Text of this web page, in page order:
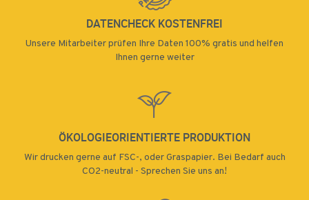
DATENCHECK KOSTENFREI
Unsere Mitarbeiter prüfen Ihre Daten 100% gratis und helfen
Ihnen gerne weiter
ÖKOLOGIEORIENTIERTE PRODUKTION
Wir drucken gerne auf FSC-, oder Graspapier. Bei Bedarf auch
CO2-neutral - Sprechen Sie uns an!